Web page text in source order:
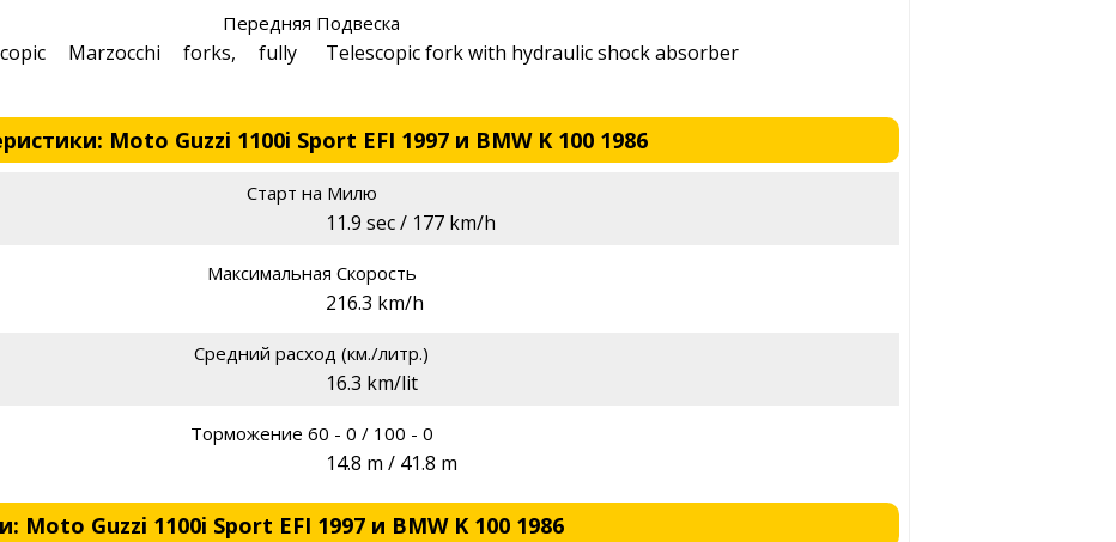
Передняя Подвеска
Marzocchi forks, fully
Telescopic fork with hydraulic shock absorber
Moto Guzzi 1100i Sport EFI 1997 и BMW K 100 1986
Старт на Милю
11.9 sec / 177 km/h
Максимальная Скорость
216.3 km/h
Средний расход (км./литр.)
16.3 km/lit
Торможение 60 - 0 / 100 - 0
14.8 m / 41.8 m
Moto Guzzi 1100i Sport EFI 1997 и BMW K 100 1986